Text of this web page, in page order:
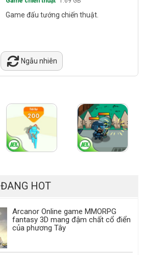
Game đấu tướng chiến thuật.
Ngẫu nhiên
ĐANG HOT
Arcanor Online game MMORPG
fantasy 3D mang đậm chất cổ điển
của phương Tây